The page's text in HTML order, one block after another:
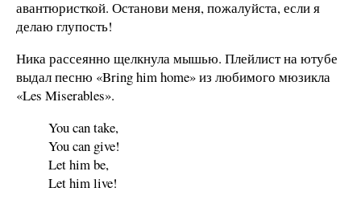
авантюристкой. Останови меня, пожалуйста, если я
делаю глупость!
Ника рассеянно щелкнула мышью. Плейлист на ютубе
выдал песню «Bring him home» из любимого мюзикла
«Les Miserables».
You can take,
You can give!
Let him be,
Let him live!